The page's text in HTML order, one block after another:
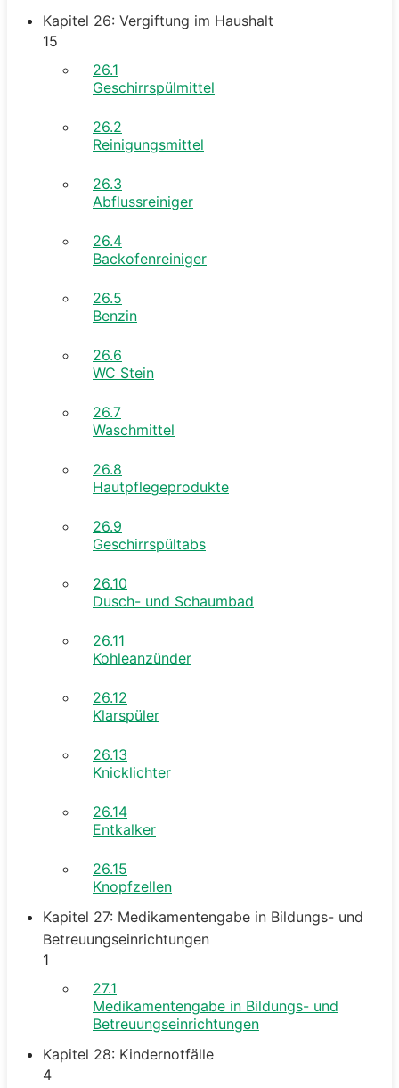
Kapitel 26: Vergiftung im Haushalt
15
26.1
Geschirrspülmittel
26.2
Reinigungsmittel
26.3
Abflussreiniger
26.4
Backofenreiniger
26.5
Benzin
26.6
WC Stein
26.7
Waschmittel
26.8
Hautpflegeprodukte
26.9
Geschirrspültabs
26.10
Dusch- und Schaumbad
26.11
Kohleanzünder
26.12
Klarspüler
26.13
Knicklichter
26.14
Entkalker
26.15
Knopfzellen
Kapitel 27: Medikamentengabe in Bildungs- und
Betreuungseinrichtungen
1
27.1
Medikamentengabe in Bildungs- und
Betreuungseinrichtungen
Kapitel 28: Kindernotfälle
4